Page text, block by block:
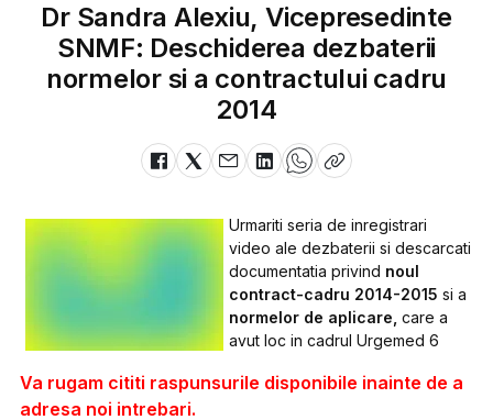
Dr Sandra Alexiu, Vicepresedinte
SNMF: Deschiderea dezbaterii
normelor si a contractului cadru
2014
Urmariti seria de inregistrari
video ale dezbaterii si descarcati
documentatia privind noul
contract-cadru 2014-2015 si a
normelor de aplicare,care a
avut loc in cadrul Urgemed 6
Va rugam cititi raspunsurile disponibile inainte de a
adresa noi intrebari.